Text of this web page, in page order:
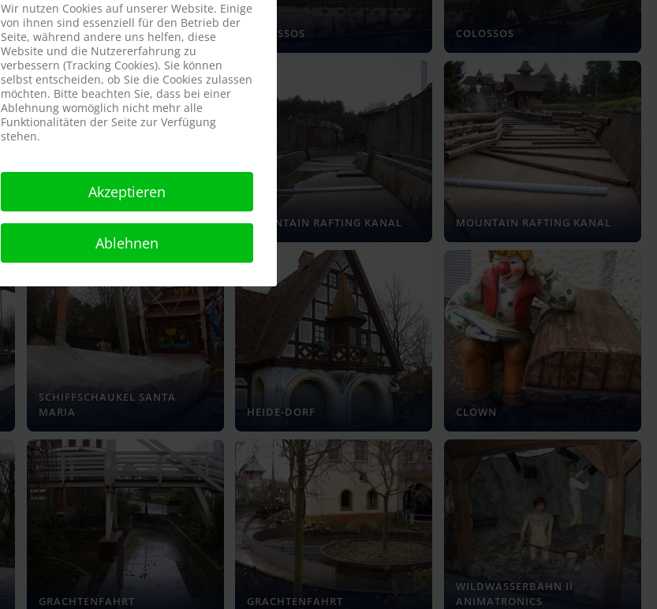
COLOSSOS COLOSSOS COLOSSOS
MOUNTAIN RAFTING KANAL MOUNTAIN RAFTING KANAL MOUNTAIN RAFTING KANAL
SCHIFFSCHAUKEL SANTA
MARIA
HEIDE-DORF CLOWN
GRACHTENFAHRT GRACHTENFAHRT
WILDWASSERBAHN II
ANIMATRONICS
Wir nutzen Cookies auf unserer Website. Einige
von ihnen sind essenziell für den Betrieb der
Seite, während andere uns helfen, diese
Website und die Nutzererfahrung zu
verbessern (Tracking Cookies). Sie können
selbst entscheiden, ob Sie die Cookies zulassen
möchten. Bitte beachten Sie, dass bei einer
Ablehnung womöglich nicht mehr alle
Funktionalitäten der Seite zur Verfügung
stehen.
Akzeptieren
Ablehnen